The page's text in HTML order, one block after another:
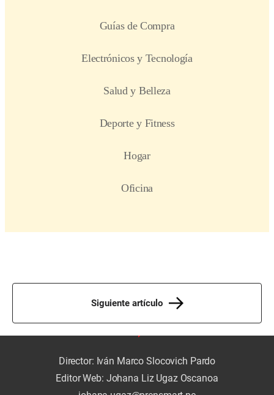
Siguiente artículo
Director: Iván Marco Slocovich Pardo
Editor Web: Johana Liz Ugaz Oscanoa